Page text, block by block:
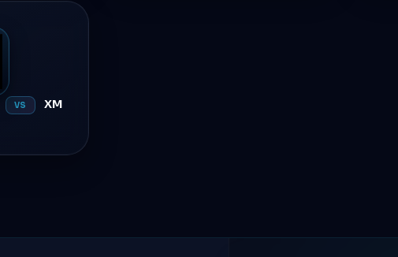
VS XM